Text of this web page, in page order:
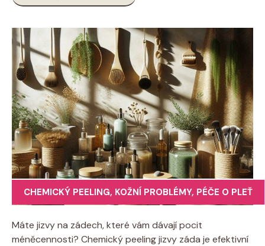
CHEMICKÝ PEELING, KOŽNÍ PROBLÉMY, PÉČE O PLEŤ
Máte jizvy na zádech, které vám dávají pocit
méněcennosti? Chemický peeling jizvy záda je efektivní